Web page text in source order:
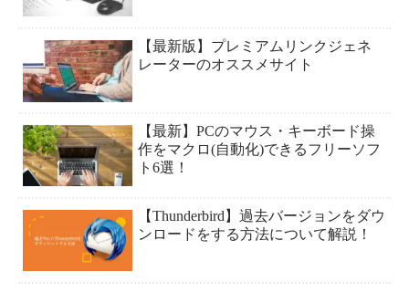
【最新版】プレミアムリンクジェネ
レーターのオススメサイト
【最新】PCのマウス・キーボード操
作をマクロ(自動化)できるフリーソフ
ト6選！
【Thunderbird】過去バージョンをダウ
ンロードをする方法について解説！